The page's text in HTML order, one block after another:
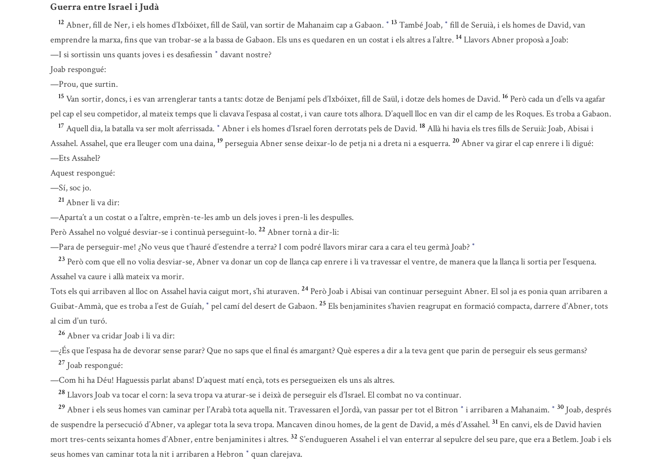
Guerra entre Israel i Judà
12 Abner, fill de Ner, i els homes d’Ixbóixet, fill de Saül, van sortir de Mahanaim cap a Gabaon. * 13 També Joab, * fill de Seruià, i els homes de David, van
emprendre la marxa, fins que van trobar-se a la bassa de Gabaon. Els uns es quedaren en un costat i els altres a l’altre. 14 Llavors Abner proposà a Joab:
—I si sortissin uns quants joves i es desafiessin * davant nostre?
Joab respongué:
—Prou, que surtin.
15 Van sortir, doncs, i es van arrenglerar tants a tants: dotze de Benjamí pels d’Ixbóixet, fill de Saül, i dotze dels homes de David. 16 Però cada un d’ells va agafar
pel cap el seu competidor, al mateix temps que li clavava l’espasa al costat, i van caure tots alhora. D’aquell lloc en van dir el camp de les Roques. Es troba a Gabaon.
17 Aquell dia, la batalla va ser molt aferrissada. * Abner i els homes d’Israel foren derrotats pels de David. 18 Allà hi havia els tres fills de Seruià: Joab, Abisai i
Assahel. Assahel, que era lleuger com una daina, 19 perseguia Abner sense deixar-lo de petja ni a dreta ni a esquerra. 20 Abner va girar el cap enrere i li digué:
—Ets Assahel?
Aquest respongué:
—Sí, soc jo.
21 Abner li va dir:
—Aparta’t a un costat o a l’altre, emprèn-te-les amb un dels joves i pren-li les despulles.
Però Assahel no volgué desviar-se i continuà perseguint-lo. 22 Abner tornà a dir-li:
—Para de perseguir-me! ¿No veus que t’hauré d’estendre a terra? I com podré llavors mirar cara a cara el teu germà Joab? *
23 Però com que ell no volia desviar-se, Abner va donar un cop de llança cap enrere i li va travessar el ventre, de manera que la llança li sortia per l’esquena.
Assahel va caure i allà mateix va morir.
Tots els qui arribaven al lloc on Assahel havia caigut mort, s’hi aturaven. 24 Però Joab i Abisai van continuar perseguint Abner. El sol ja es ponia quan arribaren a
Guibat-Ammà, que es troba a l’est de Guíah, * pel camí del desert de Gabaon. 25 Els benjaminites s’havien reagrupat en formació compacta, darrere d’Abner, tots
al cim d’un turó.
26 Abner va cridar Joab i li va dir:
—¿És que l’espasa ha de devorar sense parar? Que no saps que el final és amargant? Què esperes a dir a la teva gent que parin de perseguir els seus germans?
27 Joab respongué:
—Com hi ha Déu! Haguessis parlat abans! D’aquest matí ençà, tots es persegueixen els uns als altres.
28 Llavors Joab va tocar el corn: la seva tropa va aturar-se i deixà de perseguir els d’Israel. El combat no va continuar.
29 Abner i els seus homes van caminar per l’Arabà tota aquella nit. Travessaren el Jordà, van passar per tot el Bitron * i arribaren a Mahanaim. * 30 Joab, després
de suspendre la persecució d’Abner, va aplegar tota la seva tropa. Mancaven dinou homes, de la gent de David, a més d’Assahel. 31 En canvi, els de David havien
mort tres-cents seixanta homes d’Abner, entre benjaminites i altres. 32 S’endugueren Assahel i el van enterrar al sepulcre del seu pare, que era a Betlem. Joab i els
seus homes van caminar tota la nit i arribaren a Hebron * quan clarejava.